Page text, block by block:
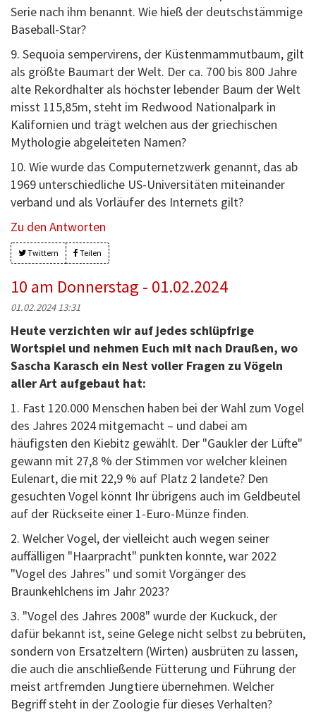
Serie nach ihm benannt. Wie hieß der deutschstämmige
Baseball-Star?
9. Sequoia sempervirens, der Küstenmammutbaum, gilt
als größte Baumart der Welt. Der ca. 700 bis 800 Jahre
alte Rekordhalter als höchster lebender Baum der Welt
misst 115,85m, steht im Redwood Nationalpark in
Kalifornien und trägt welchen aus der griechischen
Mythologie abgeleiteten Namen?
10. Wie wurde das Computernetzwerk genannt, das ab
1969 unterschiedliche US-Universitäten miteinander
verband und als Vorläufer des Internets gilt?
Zu den Antworten
Twittern Teilen
10 am Donnerstag - 01.02.2024
01.02.2024 13:31
Heute verzichten wir auf jedes schlüpfrige
Wortspiel und nehmen Euch mit nach Draußen, wo
Sascha Karasch ein Nest voller Fragen zu Vögeln
aller Art aufgebaut hat:
1. Fast 120.000 Menschen haben bei der Wahl zum Vogel
des Jahres 2024 mitgemacht – und dabei am
häufigsten den Kiebitz gewählt. Der "Gaukler der Lüfte"
gewann mit 27,8 % der Stimmen vor welcher kleinen
Eulenart, die mit 22,9 % auf Platz 2 landete? Den
gesuchten Vogel könnt Ihr übrigens auch im Geldbeutel
auf der Rückseite einer 1-Euro-Münze finden.
2. Welcher Vogel, der vielleicht auch wegen seiner
auffälligen "Haarpracht" punkten konnte, war 2022
"Vogel des Jahres" und somit Vorgänger des
Braunkehlchens im Jahr 2023?
3. "Vogel des Jahres 2008" wurde der Kuckuck, der
dafür bekannt ist, seine Gelege nicht selbst zu bebrüten,
sondern von Ersatzeltern (Wirten) ausbrüten zu lassen,
die auch die anschließende Fütterung und Führung der
meist artfremden Jungtiere übernehmen. Welcher
Begriff steht in der Zoologie für dieses Verhalten?